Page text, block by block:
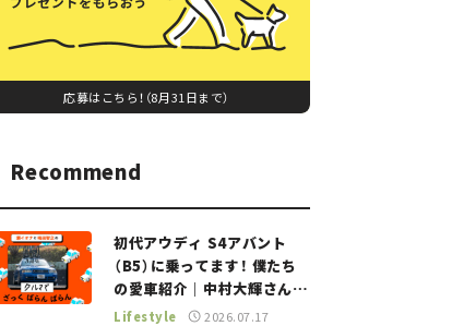
応募はこちら！（8月31日まで）
Recommend
初代アウディ S4アバント
（B5）に乗ってます！ 僕たち
の愛車紹介｜中村大輝さん
——瀬イオナと嶋田智之の
Lifestyle 2026.07.17